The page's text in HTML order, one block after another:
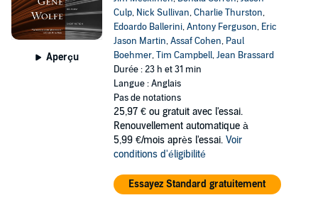
Aperçu
Culp, Nick Sullivan,Charlie Thurston,
Edoardo Ballerini,Antony Ferguson, Eric
Jason Martin,Assaf Cohen, Paul
Boehmer,Tim Campbell,Jean Brassard
Durée : 23 h et 31 min
Langue : Anglais
Pas de notations
25,97 € ou gratuit avec l'essai.
Renouvellement automatique à
5,99 €/mois après l'essai. Voir
conditions d'éligibilité
Essayez Standard gratuitement